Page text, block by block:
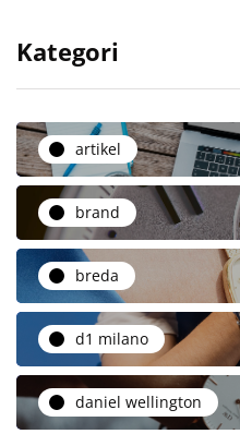
Kategori
artikel
brand
breda
d1 milano
daniel wellington